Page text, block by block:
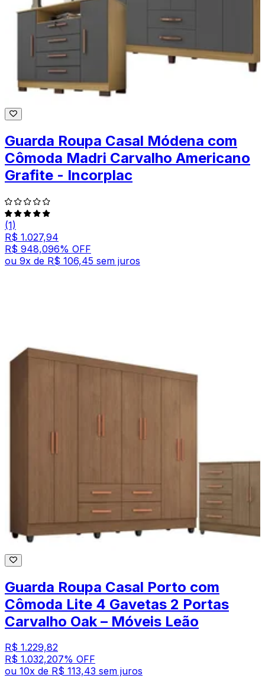
Guarda Roupa Casal Módena com
Cômoda Madri Carvalho Americano
Grafite - Incorplac
(1)
R$ 1.027,94
R$ 948,096% OFF
ou 9x de R$ 106,45 sem juros
Guarda Roupa Casal Porto com
Cômoda Lite 4 Gavetas 2 Portas
Carvalho Oak – Móveis Leão
R$ 1.229,82
R$ 1.032,207% OFF
ou 10x de R$ 113,43 sem juros